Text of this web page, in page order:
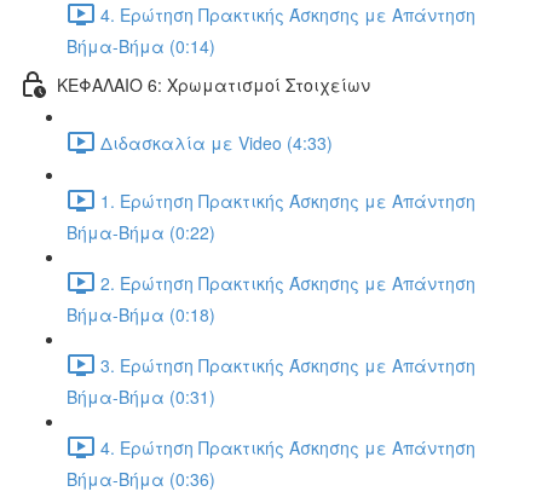
4. Ερώτηση Πρακτικής Άσκησης με Απάντηση
Βήμα-Βήμα (0:14)
ΚΕΦΑΛΑΙΟ 6: Χρωματισμοί Στοιχείων
Διδασκαλία με Video (4:33)
1. Ερώτηση Πρακτικής Άσκησης με Απάντηση
Βήμα-Βήμα (0:22)
2. Ερώτηση Πρακτικής Άσκησης με Απάντηση
Βήμα-Βήμα (0:18)
3. Ερώτηση Πρακτικής Άσκησης με Απάντηση
Βήμα-Βήμα (0:31)
4. Ερώτηση Πρακτικής Άσκησης με Απάντηση
Βήμα-Βήμα (0:36)